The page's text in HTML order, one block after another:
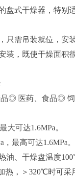
式干燥器，特别
需吊装就位，安
，既使干燥面积
◎ 医药、食品◎ 饲
大可达1.6MPa。
最高可达1.6MPa。
油、干燥盘温度
，＞320℃时可采